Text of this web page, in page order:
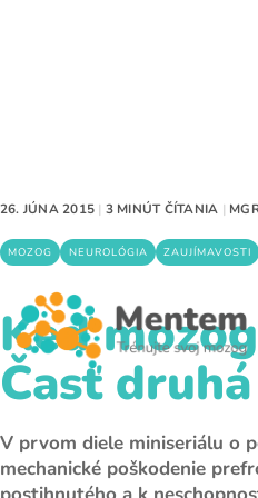
26. JÚNA 2015 | 3 MINÚT ČÍTANIA |
MOZOG NEUROLÓGIA ZAUJÍMAVOSTI
Keď
Časť druhá
V prvom diele miniseriálu o
mechanické poškodenie